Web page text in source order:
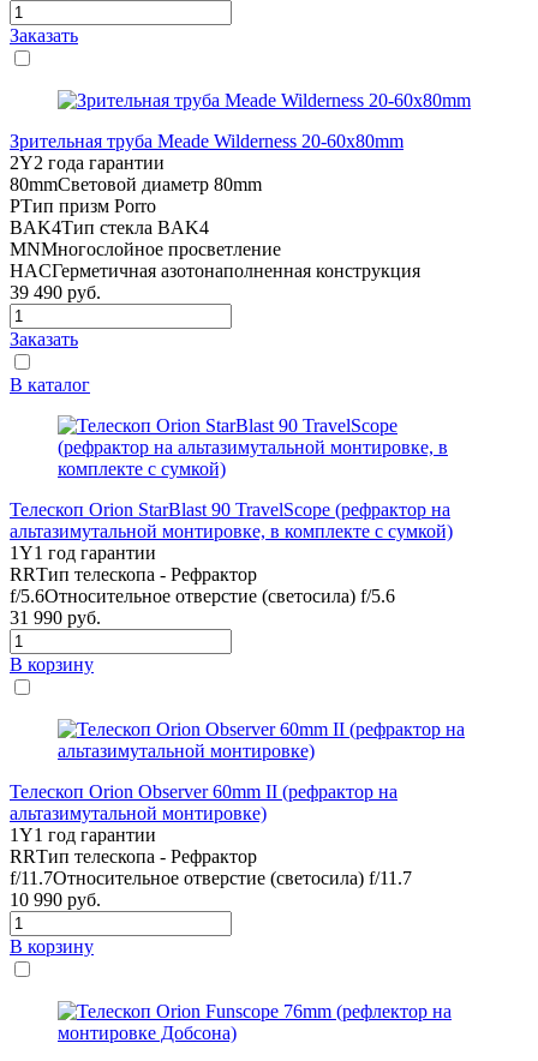
Заказать
Зрительная труба Meade Wilderness 20-60x80mm
2Y2 года гарантии
80mmСветовой диаметр 80mm
PТип призм Porro
BAK4Тип стекла BAK4
MNМногослойное просветление
HACГерметичная азотонаполненная конструкция
39 490 руб.
Заказать
В каталог
Телескоп Orion StarBlast 90 TravelScope (рефрактор на
альтазимутальной монтировке, в комплекте с сумкой)
1Y1 год гарантии
RRТип телескопа - Рефрактор
f/5.6Относительное отверстие (светосила) f/5.6
31 990 руб.
В корзину
Телескоп Orion Observer 60mm II (рефрактор на
альтазимутальной монтировке)
1Y1 год гарантии
RRТип телескопа - Рефрактор
f/11.7Относительное отверстие (светосила) f/11.7
10 990 руб.
В корзину